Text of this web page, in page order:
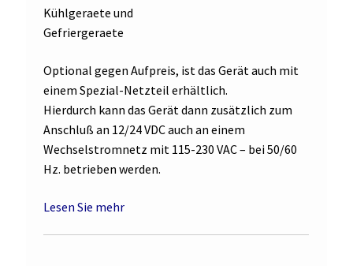
Optional gegen Aufpreis, ist das Gerät auch mit
einem Spezial-Netzteil erhältlich.
Hierdurch kann das Gerät dann zusätzlich zum
Anschluß an 12/24 VDC auch an einem
Wechselstromnetz mit 115-230 VAC – bei 50/60
Hz. betrieben werden.
Lesen Sie mehr